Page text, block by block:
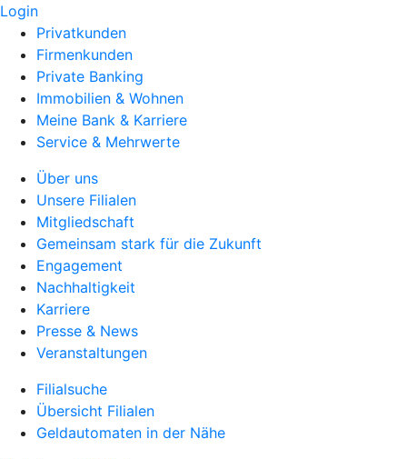
Login
Privatkunden
Firmenkunden
Private Banking
Immobilien & Wohnen
Meine Bank & Karriere
Service & Mehrwerte
Über uns
Unsere Filialen
Mitgliedschaft
Gemeinsam stark für die Zukunft
Engagement
Nachhaltigkeit
Karriere
Presse & News
Veranstaltungen
Filialsuche
Übersicht Filialen
Geldautomaten in der Nähe